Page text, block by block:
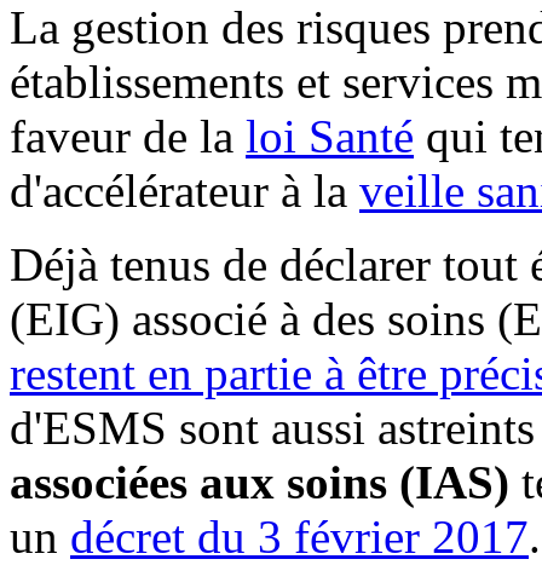
La gestion des risques
établissements et services
faveur de la loi Santé qui
d'accélérateur à la veille
Déjà tenus de déclarer tout
(EIG) associé à des soins
restent en partie à être
d'ESMS sont aussi
associées aux soins (IAS)
un décret du 3 février 2017.